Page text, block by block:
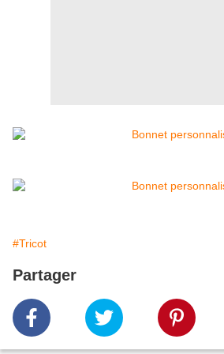
#Tricot
Partager